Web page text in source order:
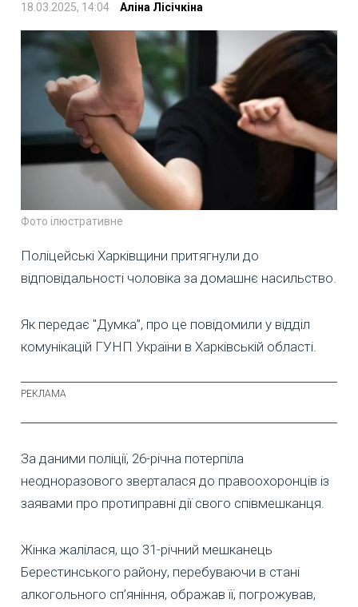
18.03.2025, 14:04 Аліна Лісічкіна
Фото ілюстративне
Поліцейські Харківщини притягнули до
відповідальності чоловіка за домашнє насильство.
Як передає "Думка”, про це повідомили у відділ
комунікацій ГУНП України в Харківській області.
За даними поліції, 26-річна потерпіла
неодноразового зверталася до правоохоронців із
заявами про протиправні дії свого співмешканця.
Жінка жалілася, що 31-річний мешканець
Берестинського району, перебуваючи в стані
алкогольного сп’яніння, ображав її, погрожував,